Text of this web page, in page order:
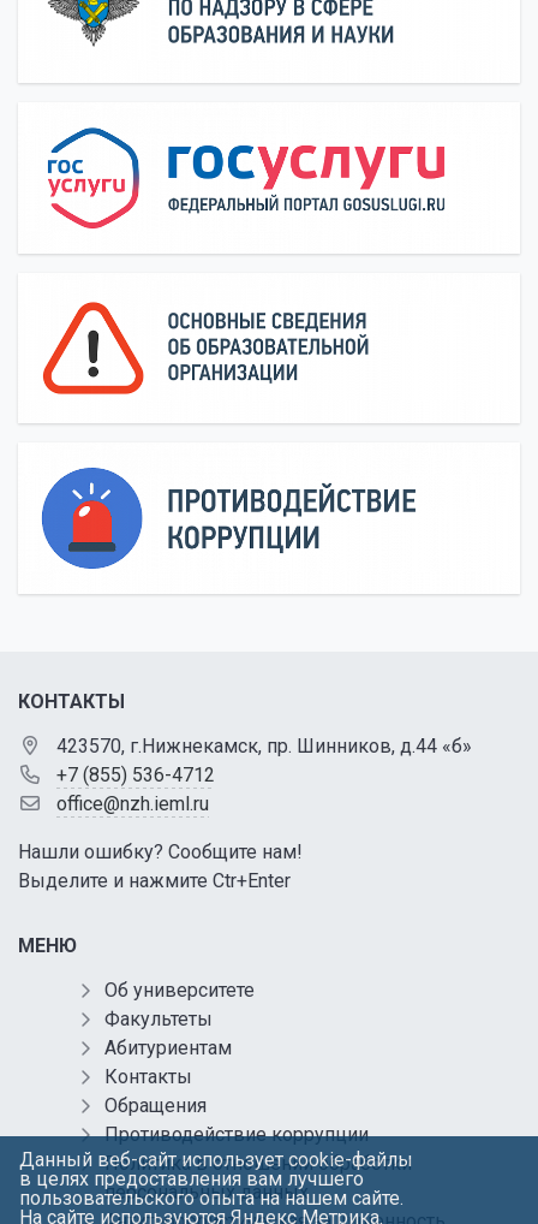
КОНТАКТЫ
423570, г.Нижнекамск, пр. Шинников, д.44 «б»
+7 (855) 536-4712
office@nzh.ieml.ru
Нашли ошибку? Сообщите нам!
Выделите и нажмите Ctr+Enter
МЕНЮ
Об университете
Факультеты
Абитуриентам
Контакты
Обращения
Противодействие коррупции
Политика в отношении обработки
персональных данных
Данный веб-сайт использует cookie-файлы
в целях предоставления вам лучшего
пользовательского опыта на нашем сайте.
На сайте используются Яндекс Метрика.